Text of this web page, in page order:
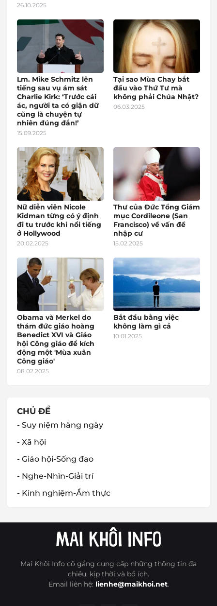
26.10.2025
Lm. Mike Schmitz lên
tiếng sau vụ ám sát
Charlie Kirk: ‘Trước cái
ác, người ta có giận dữ
cũng là chuyện tự
nhiên đúng đắn!’
15.09.2025
Tại sao Mùa Chay bắt
đầu vào Thứ Tư mà
không phải Chúa Nhật?
06.03.2025
Nữ diễn viên Nicole
Kidman từng có ý định
đi tu trước khi nổi tiếng
ở Hollywood
20.02.2025
Thư của Đức Tổng Giám
mục Cordileone (San
Francisco) về vấn đề
nhập cư
15.02.2025
Obama và Merkel do
thám đức giáo hoàng
Benedict XVI và Giáo
hội Công giáo để kích
động một 'Mùa xuân
Công giáo'
08.02.2025
Bắt đầu bằng việc
không làm gì cả
10.01.2025
CHỦ ĐỀ
- Suy niệm hàng ngày
- Xã hội
- Giáo hội-Sống đạo
- Nghe-Nhìn-Giải trí
- Kinh nghiệm-Ẩm thực
Mai Khôi Info cố gắng cung cấp những thông tin đa
chiều, kịp thời và bổ ích.
Email liên hệ: lienhe@maikhoi.net.